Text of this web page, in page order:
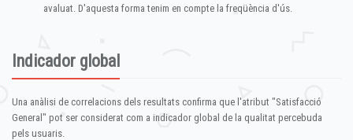
avaluat. D'aquesta forma tenim en compte la freqüència d'ús.
Indicador global
Una anàlisi de correlacions dels resultats confirma que l'atribut "Satisfacció
General" pot ser considerat com a indicador global de la qualitat percebuda
pels usuaris.